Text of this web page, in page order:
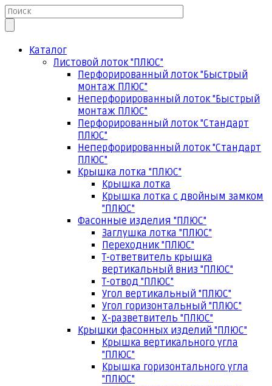
Каталог
Листовой лоток "ПЛЮС"
Перфорированный лоток "Быстрый
монтаж ПЛЮС"
Неперфорированный лоток "Быстрый
монтаж ПЛЮС"
Перфорированный лоток "Стандарт
ПЛЮС"
Неперфорированный лоток "Стандарт
ПЛЮС"
Крышка лотка "ПЛЮС"
Крышка лотка
Крышка лотка с двойным замком
"ПЛЮС"
Фасонные изделия "ПЛЮС"
Заглушка лотка "ПЛЮС"
Переходник "ПЛЮС"
Т-ответвитель крышка
вертикальный вниз "ПЛЮС"
Т-отвод "ПЛЮС"
Угол вертикальный "ПЛЮС"
Угол горизонтальный "ПЛЮС"
Х-разветвитель "ПЛЮС"
Крышки фасонных изделий "ПЛЮС"
Крышка вертикального угла
"ПЛЮС"
Крышка горизонтального угла
"ПЛЮС"